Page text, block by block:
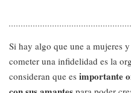
Si hay algo que une a mujeres
cometer una infidelidad es la
consideran que es importante